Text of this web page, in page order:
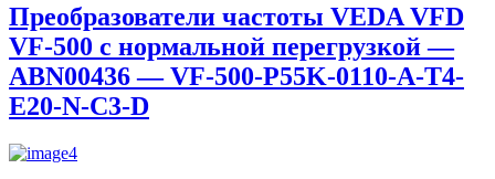
Преобразователи частоты VEDA VFD
VF-500 с нормальной перегрузкой —
ABN00436 — VF-500-P55K-0110-A-T4-
E20-N-C3-D